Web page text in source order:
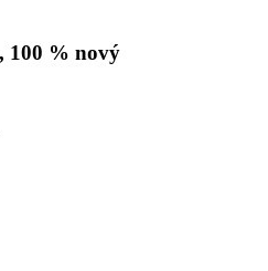
100 % nový